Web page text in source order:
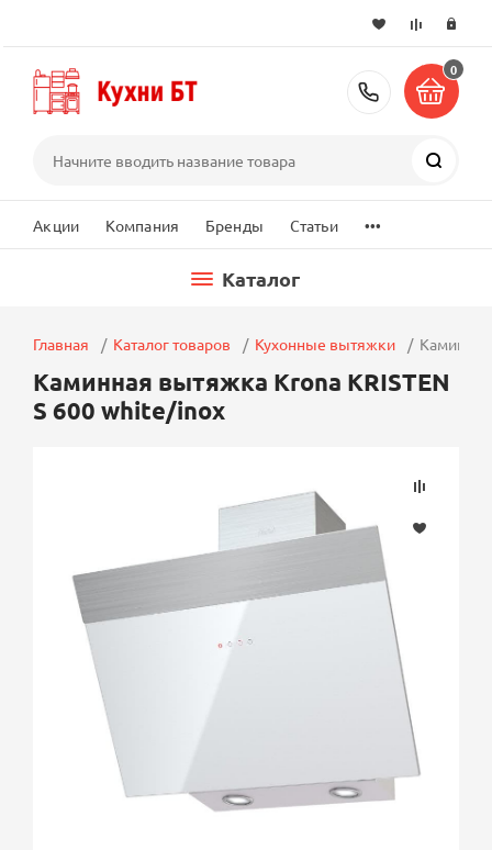
+7 (495)
0
Акции Компания Бренды Статьи ...
Каталог
Главная Каталог товаров Кухонные вытяжки
Каминная вытяжка Krona KRISTEN
S 600 white/inox